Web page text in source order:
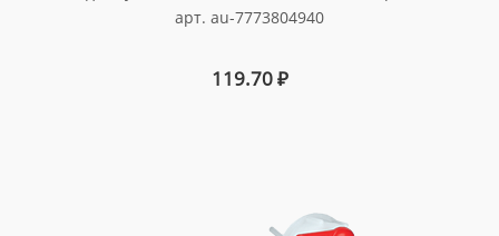
арт. au-7773804940
119.70₽